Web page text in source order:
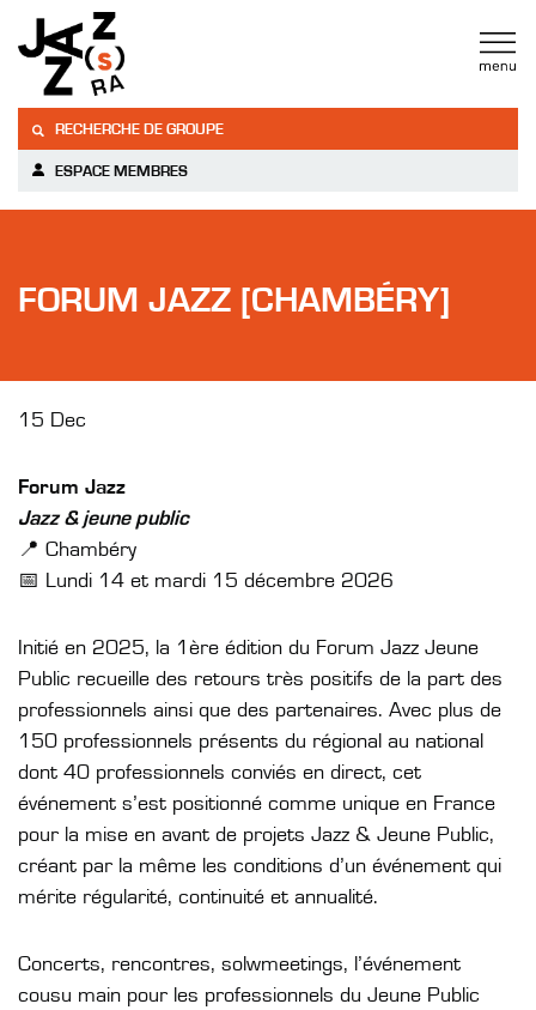
RECHERCHE DE GROUPE
ESPACE MEMBRES
FORUM JAZZ [CHAMBÉRY]
15 Dec
Forum Jazz
Jazz & jeune public
📍 Chambéry
📅 Lundi 14 et mardi 15 décembre 2026
Initié en 2025, la 1ère édition du Forum Jazz Jeune
Public recueille des retours très positifs de la part des
professionnels ainsi que des partenaires. Avec plus de
150 professionnels présents du régional au national
dont 40 professionnels conviés en direct, cet
événement s’est positionné comme unique en France
pour la mise en avant de projets Jazz & Jeune Public,
créant par la même les conditions d’un événement qui
mérite régularité, continuité et annualité.
Concerts, rencontres, solwmeetings, l’événement
cousu main pour les professionnels du Jeune Public